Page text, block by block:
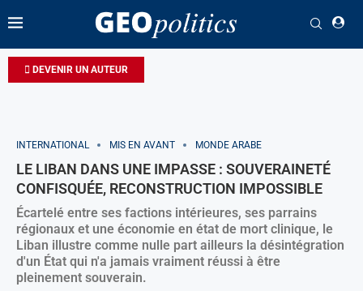
DEVENIR UN AUTEUR
INTERNATIONAL MIS EN AVANT MONDE ARABE
LE LIBAN DANS UNE IMPASSE : SOUVERAINETÉ
CONFISQUÉE, RECONSTRUCTION IMPOSSIBLE
Écartelé entre ses factions intérieures, ses parrains
régionaux et une économie en état de mort clinique, le
Liban illustre comme nulle part ailleurs la désintégration
d'un État qui n'a jamais vraiment réussi à être
pleinement souverain.